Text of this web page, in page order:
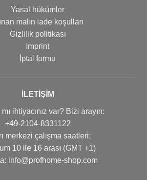
Yasal hükümler
malın iade koşulları
Gizlilik politikası
Imprint
İptal formu
İLETIŞIM
ihtiyacınız var? Bizi arayın:
+49-2104-8331122
merkezi çalışma saatleri:
10 ile 16 arası (GMT +1)
info@profhome-shop.com